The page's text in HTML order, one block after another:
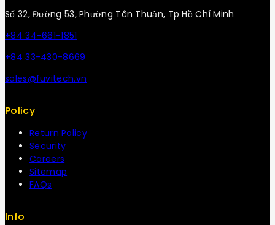
Số 32, Đường 53, Phường Tân Thuận, Tp Hồ Chí Minh
+84 34-661-1851
+84 33-430-8669
sales@fuvitech.vn
Policy
Return Policy
Security
Careers
Sitemap
FAQs
Info